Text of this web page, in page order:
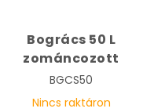
Bogrács 50 L
zománcozott
BGCS50
Nincs raktáron